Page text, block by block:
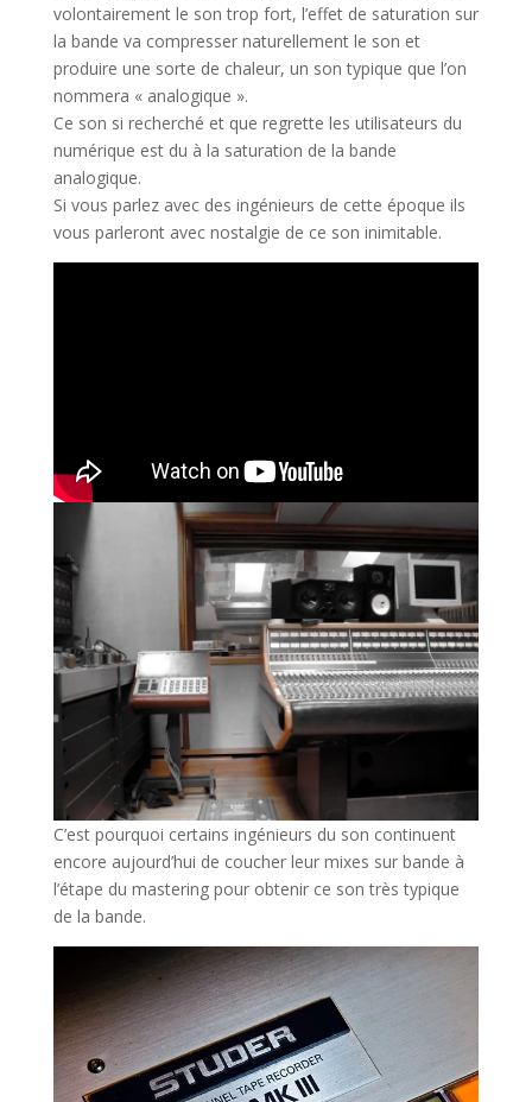
volontairement le son trop fort, l’effet de saturation sur
la bande va compresser naturellement le son et
produire une sorte de chaleur, un son typique que l’on
nommera « analogique ».
Ce son si recherché et que regrette les utilisateurs du
numérique est du à la saturation de la bande
analogique.
Si vous parlez avec des ingénieurs de cette époque ils
vous parleront avec nostalgie de ce son inimitable.
C’est pourquoi certains ingénieurs du son continuent
encore aujourd’hui de coucher leur mixes sur bande à
l’étape du mastering pour obtenir ce son très typique
de la bande.